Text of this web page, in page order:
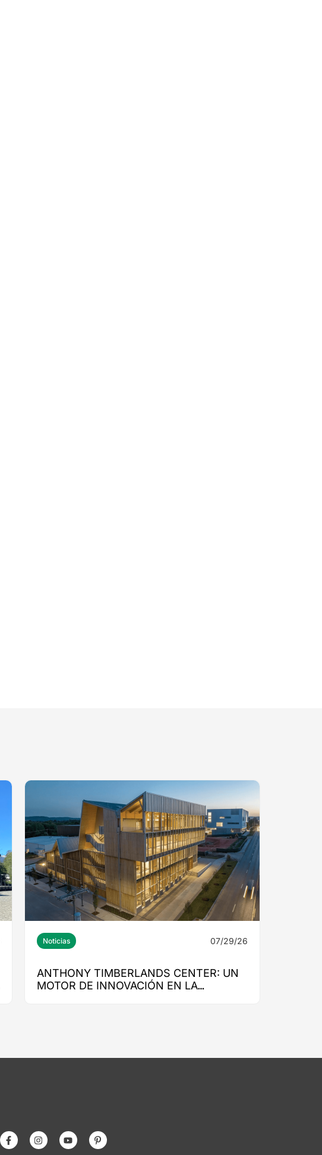
Noticias 07/29/26
ANTHONY TIMBERLANDS CENTER: UN
MOTOR DE INNOVACIÓN EN LA